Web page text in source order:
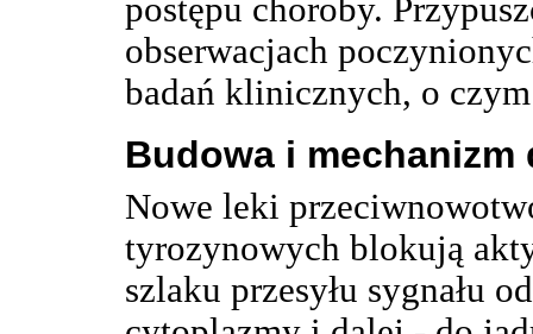
postępu choroby.
obserwacjach
badań klinicznych, o
Budowa i mechanizm
Nowe leki
tyrozynowych blokują
szlaku przesyłu sygnału